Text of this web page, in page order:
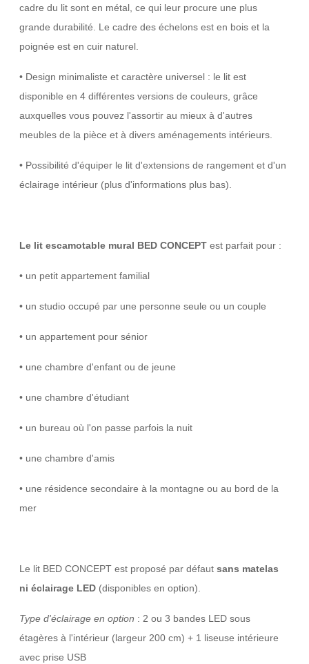
cadre du lit sont en métal, ce qui leur procure une plus
grande durabilité. Le cadre des échelons est en bois et la
poignée est en cuir naturel.
• Design minimaliste et caractère universel : le lit est
disponible en 4 différentes versions de couleurs, grâce
auxquelles vous pouvez l'assortir au mieux à d'autres
meubles de la pièce et à divers aménagements intérieurs.
• Possibilité d'équiper le lit d'extensions de rangement et d'un
éclairage intérieur (plus d'informations plus bas).
Le lit escamotable mural BED CONCEPT est parfait pour :
• un petit appartement familial
• un studio occupé par une personne seule ou un couple
• un appartement pour sénior
• une chambre d'enfant ou de jeune
• une chambre d'étudiant
• un bureau où l'on passe parfois la nuit
• une chambre d'amis
• une résidence secondaire à la montagne ou au bord de la
mer
Le lit BED CONCEPT est proposé par défaut sans matelas
ni éclairage LED (disponibles en option).
Type d'éclairage en option : 2 ou 3 bandes LED sous
étagères à l'intérieur (largeur 200 cm) + 1 liseuse intérieure
avec prise USB